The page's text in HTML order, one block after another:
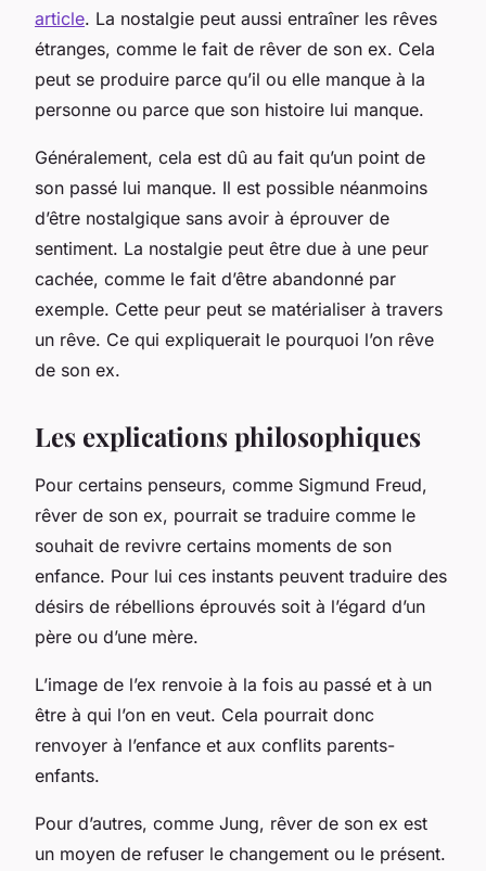
article. La nostalgie peut aussi entraîner les rêves
étranges, comme le fait de rêver de son ex. Cela
peut se produire parce qu’il ou elle manque à la
personne ou parce que son histoire lui manque.
Généralement, cela est dû au fait qu’un point de
son passé lui manque. Il est possible néanmoins
d’être nostalgique sans avoir à éprouver de
sentiment. La nostalgie peut être due à une peur
cachée, comme le fait d’être abandonné par
exemple. Cette peur peut se matérialiser à travers
un rêve. Ce qui expliquerait le pourquoi l’on rêve
de son ex.
Les explications philosophiques
Pour certains penseurs, comme Sigmund Freud,
rêver de son ex, pourrait se traduire comme le
souhait de revivre certains moments de son
enfance. Pour lui ces instants peuvent traduire des
désirs de rébellions éprouvés soit à l’égard d’un
père ou d’une mère.
L’image de l’ex renvoie à la fois au passé et à un
être à qui l’on en veut. Cela pourrait donc
renvoyer à l’enfance et aux conflits parents-
enfants.
Pour d’autres, comme Jung, rêver de son ex est
un moyen de refuser le changement ou le présent.